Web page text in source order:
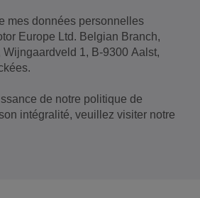
mes données personnelles
Europe Ltd. Belgian Branch,
1, B-9300 Aalst,
de notre politique de
intégralité, veuillez visiter notre